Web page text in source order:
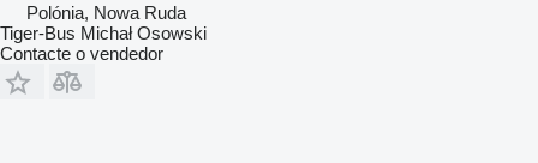
Polónia, Nowa Ruda
Tiger-Bus Michał Osowski
Contacte o vendedor